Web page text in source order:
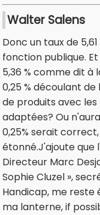
Walter Salens
Donc un taux de
fonction publique.
5,36 % comme dit à
0,25 % découlant
de produits avec
adaptées? Ou
0,25% serait
étonné.J'ajoute
Directeur Marc
Sophie Cluzel »,
Handicap, me reste
ma lanterne, if